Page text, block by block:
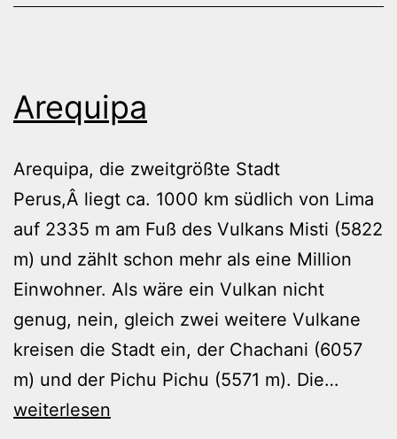
Arequipa
Arequipa, die zweitgrößte Stadt
Perus,Â liegt ca. 1000 km südlich von Lima
auf 2335 m am Fuß des Vulkans Misti (5822
m) und zählt schon mehr als eine Million
Einwohner. Als wäre ein Vulkan nicht
genug, nein, gleich zwei weitere Vulkane
kreisen die Stadt ein, der Chachani (6057
m) und der Pichu Pichu (5571 m). Die…
weiterlesen